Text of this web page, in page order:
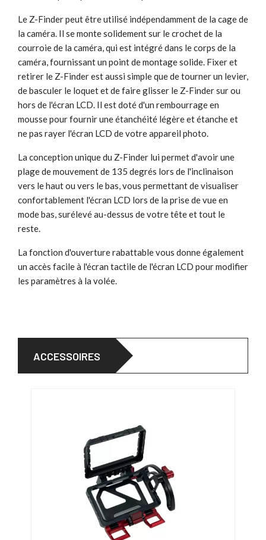
Le Z-Finder peut être utilisé indépendamment de la cage de
la caméra. Il se monte solidement sur le crochet de la
courroie de la caméra, qui est intégré dans le corps de la
caméra, fournissant un point de montage solide. Fixer et
retirer le Z-Finder est aussi simple que de tourner un levier,
de basculer le loquet et de faire glisser le Z-Finder sur ou
hors de l'écran LCD. Il est doté d'un rembourrage en
mousse pour fournir une étanchéité légère et étanche et
ne pas rayer l'écran LCD de votre appareil photo.
La conception unique du Z-Finder lui permet d'avoir une
plage de mouvement de 135 degrés lors de l'inclinaison
vers le haut ou vers le bas, vous permettant de visualiser
confortablement l'écran LCD lors de la prise de vue en
mode bas, surélevé au-dessus de votre tête et tout le
reste.
La fonction d'ouverture rabattable vous donne également
un accès facile à l'écran tactile de l'écran LCD pour modifier
les paramètres à la volée.
ACCESSOIRES